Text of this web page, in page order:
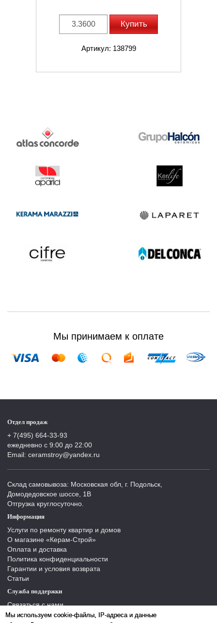
Мы используем cookie-файлы, IP-адреса и данные
Купить
Артикул: 138799
Мы принимаем к оплате
Отдел продаж
+ 7(495) 664-33-93
ежедневно с 9:00 до 22:00
Email: ceramstroy@yandex.ru
Склад самовывоза: Московская обл, г. Подольск,
Домодедовское шоссе, 1В
Отгрузка круглосуточно.
Информация
Услуги по ремонту квартир и домов
О магазине «Керам-Строй»
Оплата и доставка
Политика конфиденциальности
Гарантии и условия возврата
Статьи
Служба поддержки
Связаться с нами
Отзывы